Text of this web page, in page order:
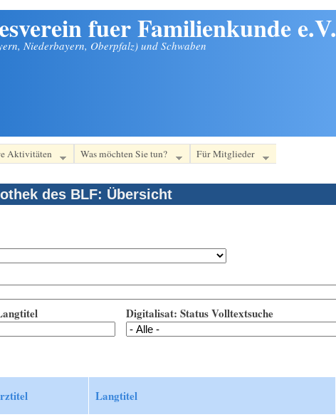
fuer Familienkunde e.V.
Niederbayern, Oberpfalz) und Schwaben
Aktivitäten Was möchten Sie tun? Für Mitglieder
des BLF: Übersicht
Digitalisat: Status Volltextsuche
Langtitel